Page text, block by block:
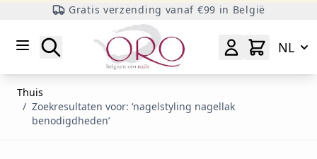
Gratis verzending vanaf €99 in België
Zoeken
NL
Thuis
/ Zoekresultaten voor: ‘nagelstyling nagellak
benodigdheden’